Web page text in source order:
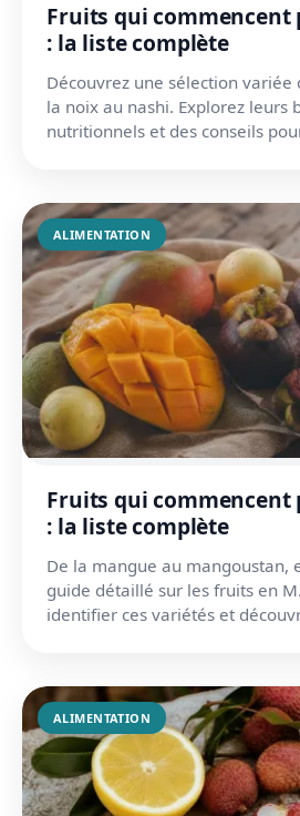
Fruits qui commencent
: la liste complète
Découvrez une sélection variée
la noix au nashi. Explorez leurs
nutritionnels et des conseils
ALIMENTATION
Fruits qui commencent
: la liste complète
De la mangue au mangoustan,
guide détaillé sur les fruits en
identifier ces variétés et
ALIMENTATION